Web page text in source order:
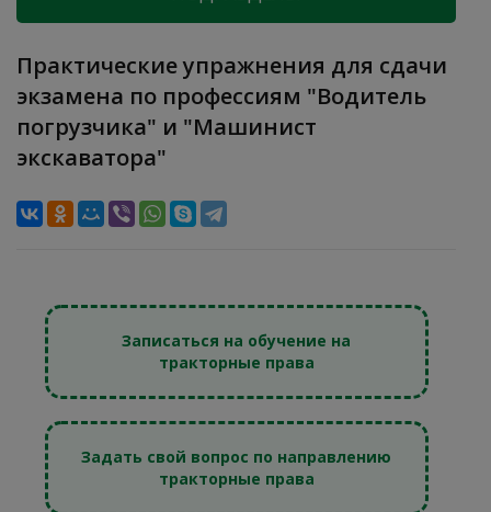
Практические упражнения для сдачи
экзамена по профессиям "Водитель
погрузчика" и "Машинист
экскаватора"
Записаться на обучение на
тракторные права
Задать свой вопрос по направлению
тракторные права